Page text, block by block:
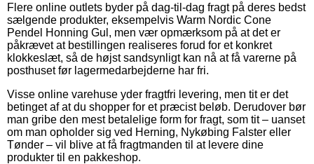
Flere online outlets byder på dag-til-dag fragt på deres bedst
sælgende produkter, eksempelvis Warm Nordic Cone
Pendel Honning Gul, men vær opmærksom på at det er
påkrævet at bestillingen realiseres forud for et konkret
klokkeslæt, så de højst sandsynligt kan nå at få varerne på
posthuset før lagermedarbejderne har fri.
Visse online varehuse yder fragtfri levering, men tit er det
betinget af at du shopper for et præcist beløb. Derudover bør
man gribe den mest betalelige form for fragt, som tit – uanset
om man opholder sig ved Herning, Nykøbing Falster eller
Tønder – vil blive at få fragtmanden til at levere dine
produkter til en pakkeshop.